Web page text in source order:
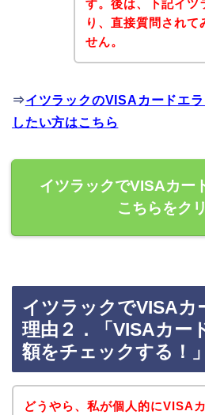
す。後は、下記イツ
り、直接質問されて
せん。
⇒イツラックのVISAカードエ
したい方はこちら
イツラックでVISAカー
こちらをク
イツラックでVISAカ
理由２．「VISAカー
額をチェックする！」
どうやら、私が個人的にVISA